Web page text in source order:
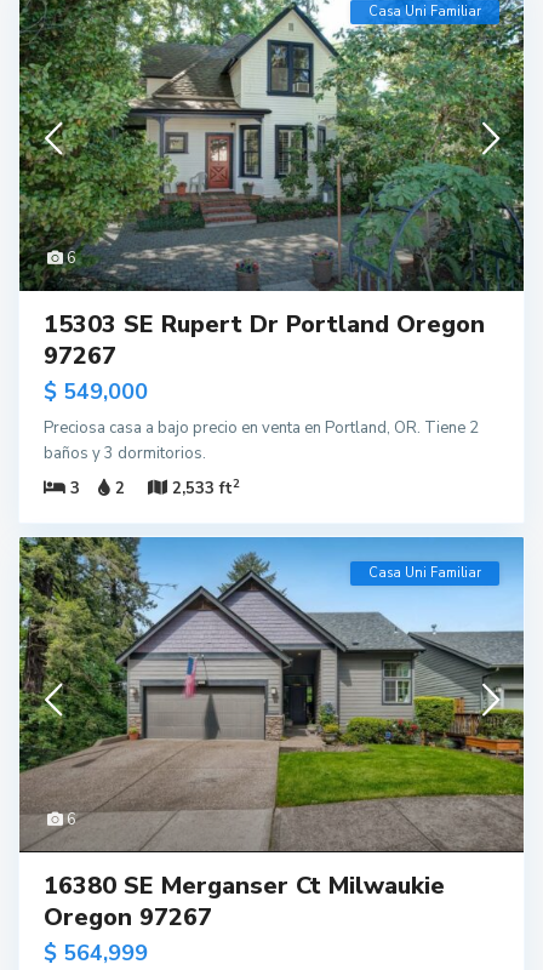
6
Casa Uni Familiar
15303 SE Rupert Dr Portland Oregon
97267
$ 549,000
Preciosa casa a bajo precio en venta en Portland, OR. Tiene 2
baños y 3 dormitorios.
3
2 2,533 ft2
6
Casa Uni Familiar
16380 SE Merganser Ct Milwaukie
Oregon 97267
$ 564,999